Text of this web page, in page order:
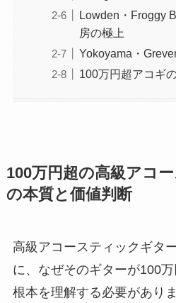
Lowden・Froggy
房の極上
Yokoyama・
100万円超アコギ
100万円超の高級アコ
の本質と価値判断
高級アコースティックギタ
に、なぜそのギターが100
根本を理解する必要があり